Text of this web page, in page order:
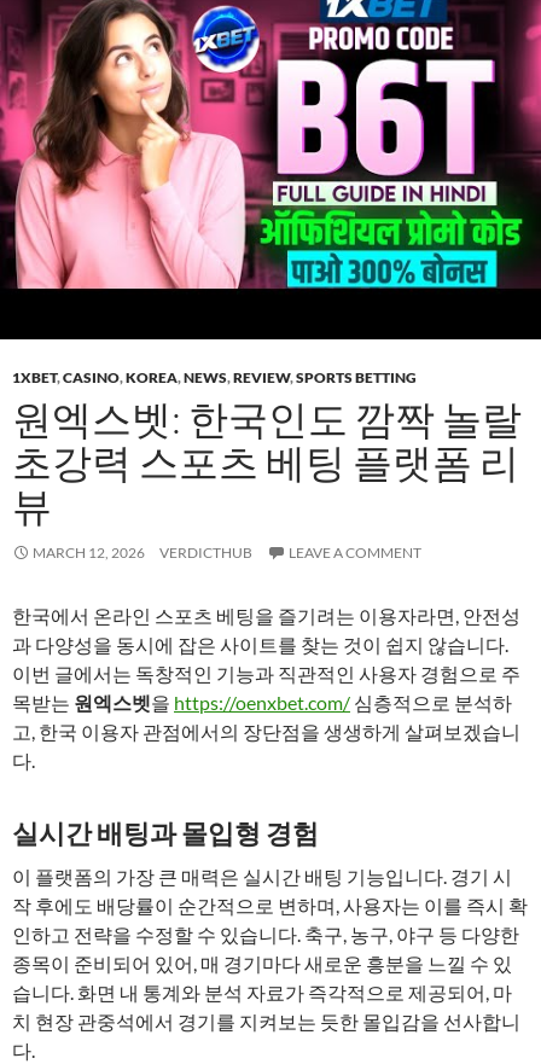
1XBET,CASINO,KOREA,NEWS,REVIEW,SPORTS BETTING
원엑스벳: 한국인도 깜짝 놀랄
초강력 스포츠 베팅 플랫폼 리
뷰
MARCH 12, 2026 VERDICTHUB LEAVE A COMMENT
한국에서 온라인 스포츠 베팅을 즐기려는 이용자라면, 안전성
과 다양성을 동시에 잡은 사이트를 찾는 것이 쉽지 않습니다.
이번 글에서는 독창적인 기능과 직관적인 사용자 경험으로 주
목받는 원엑스벳을 https://oenxbet.com/ 심층적으로 분석하
고, 한국 이용자 관점에서의 장단점을 생생하게 살펴보겠습니
다.
실시간 배팅과 몰입형 경험
이 플랫폼의 가장 큰 매력은 실시간 배팅 기능입니다. 경기 시
작 후에도 배당률이 순간적으로 변하며, 사용자는 이를 즉시 확
인하고 전략을 수정할 수 있습니다. 축구, 농구, 야구 등 다양한
종목이 준비되어 있어, 매 경기마다 새로운 흥분을 느낄 수 있
습니다. 화면 내 통계와 분석 자료가 즉각적으로 제공되어, 마
치 현장 관중석에서 경기를 지켜보는 듯한 몰입감을 선사합니
다.